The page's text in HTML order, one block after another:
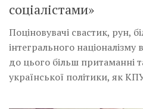
соціалістами»
Поціновувачі свастик, рун,
інтегрального
до цього більш притаманні
української політики, як